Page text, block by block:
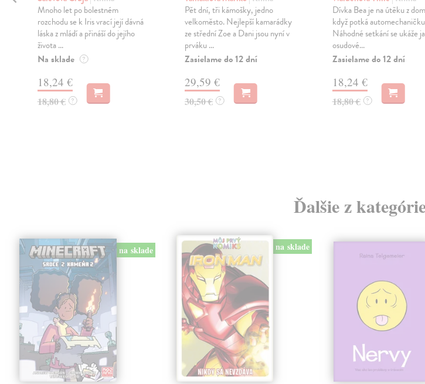
Mnoho let po bolestném
rozchodu se k Iris vrací její dávná
láska z mládí a přináší do jejího
života ...
Na sklade ?
18,24 €
18,80 € ?
Pět dní, tři kámošky, jedno
velkoměsto. Nejlepší kamarádky
ze střední Zoe a Dani jsou nyní v
prváku ...
Zasielame do 12 dní
29,59 €
30,50 € ?
Dívka Bea je na útěku z
když potká
Náhodné setkání se ukáže
osudové...
Zasielame do 12 dní
18,24 €
18,80 € ?
Ďalšie z
na sklade na sklade